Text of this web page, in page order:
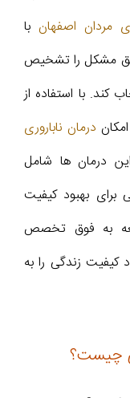
مردان اصفهان با
مشکل را تشخیص
کند. با استفاده از
درمان ناباروری
درمان‌ ها شامل
بهبود کیفیت
به فوق تخصص
کیفیت زندگی را به‌
چیست؟